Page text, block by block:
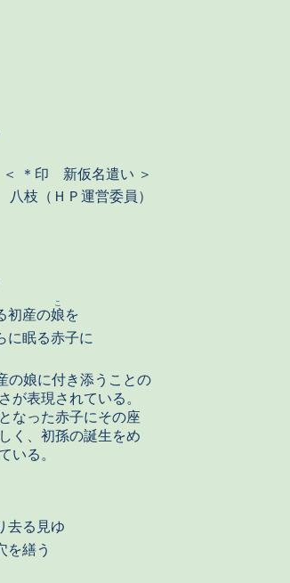
＊印 新仮名遣い ＞
枝（ＨＰ運営委員）
初産の娘
こ
を
に眠る赤子に
の娘に付き添うことの
が表現されている。
なった赤子にその座
く、初孫の誕生をめ
いる。
去る見ゆ
を繕う